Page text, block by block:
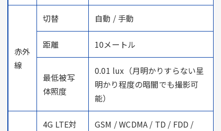
赤外
線
切替 自動 / 手動
距離 10メートル
最低被写
体照度
0.01 lux（月明かりすらない星
明かり程度の暗闇でも撮影可
能）
4G LTE対
GSM / WCDMA / TD / FDD /